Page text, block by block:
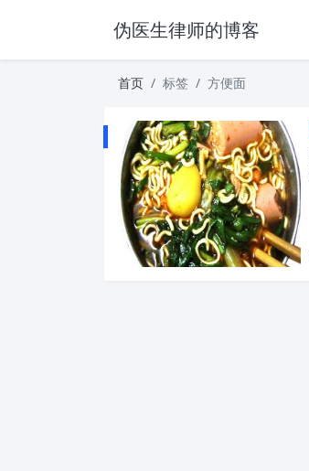
伪医生律师的博客
首页 标签 方便面